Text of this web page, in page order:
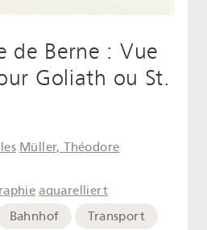
de Berne : Vue
Goliath ou St.
Müller, Théodore
aquarelliert
Bahnhof
Transport